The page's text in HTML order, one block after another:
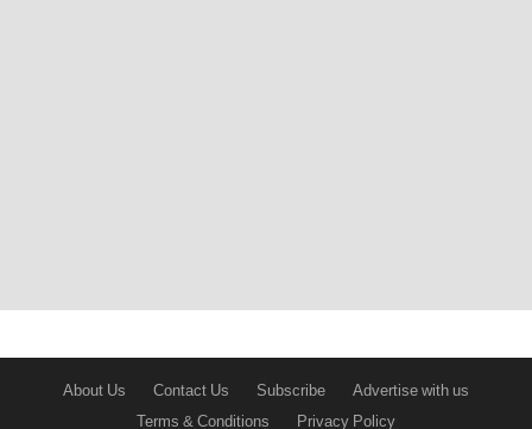
About Us Contact Us Subscribe
Advertise with us
Terms & Conditions
Privacy Policy